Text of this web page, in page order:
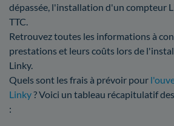
dépassée, l'installation d'un compteur
TTC.
Retrouvez toutes les informations à
prestations et leurs coûts lors de
Linky.
Quels sont les frais à prévoir pour
Linky? Voici un tableau récapitulatif
: